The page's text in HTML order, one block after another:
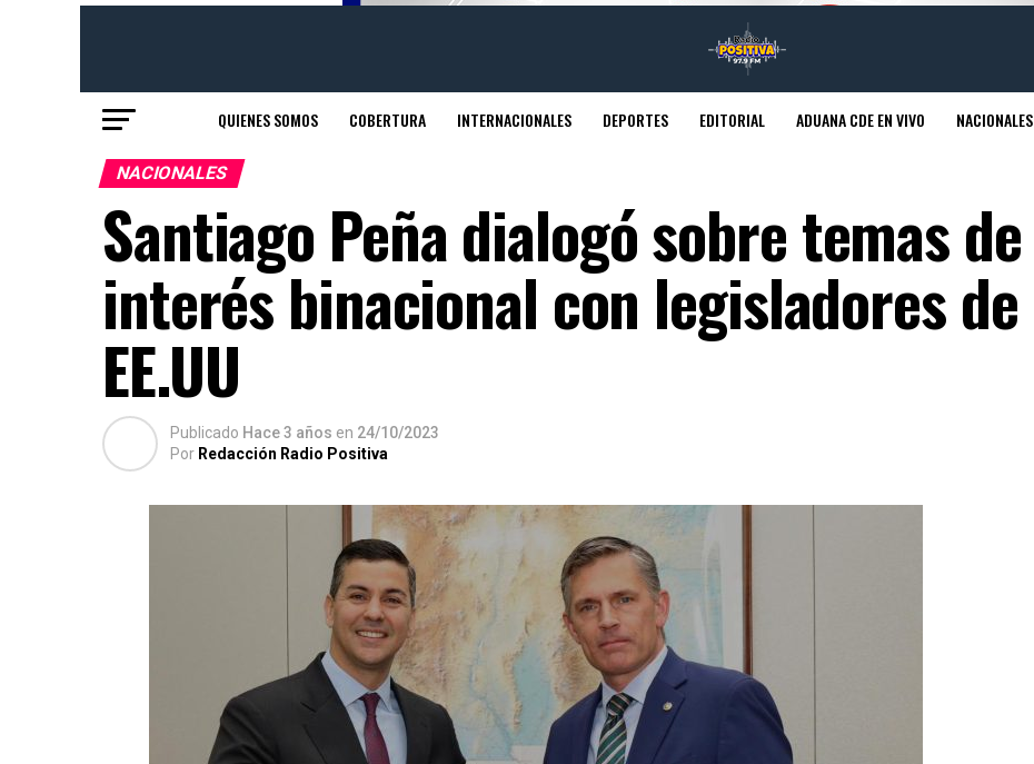
QUIENES SOMOS COBERTURA INTERNACIONALES DEPORTES EDITORIAL ADUANA CDE EN VIVO NACIONALES
NACIONALES
Santiago Peña dialogó sobre temas de
interés binacional con legisladores de
EE.UU
Publicado Hace 3 años en 24/10/2023
Por Redacción Radio Positiva